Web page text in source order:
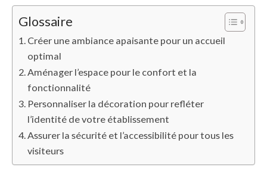
Glossaire
Créer une ambiance apaisante pour un accueil
optimal
Aménager l’espace pour le confort et la
fonctionnalité
Personnaliser la décoration pour refléter
l’identité de votre établissement
Assurer la sécurité et l’accessibilité pour tous les
visiteurs